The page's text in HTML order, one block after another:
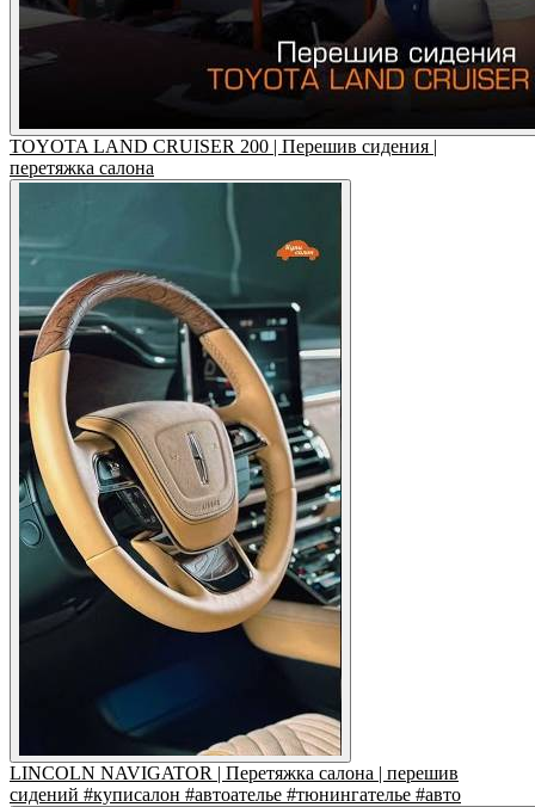
TOYOTA LAND CRUISER 200 | Перешив сидения |
перетяжка салона
LINCOLN NAVIGATOR | Перетяжка салона | перешив
сидений #куписалон #автоателье #тюнингателье #авто